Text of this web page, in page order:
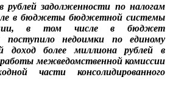
рублей задолженности по налогам
в бюджеты бюджетной системы
в том числе в бюджет
поступило недоимки по единому
доход более миллиона рублей в
межведомственной комиссии
части консолидированного